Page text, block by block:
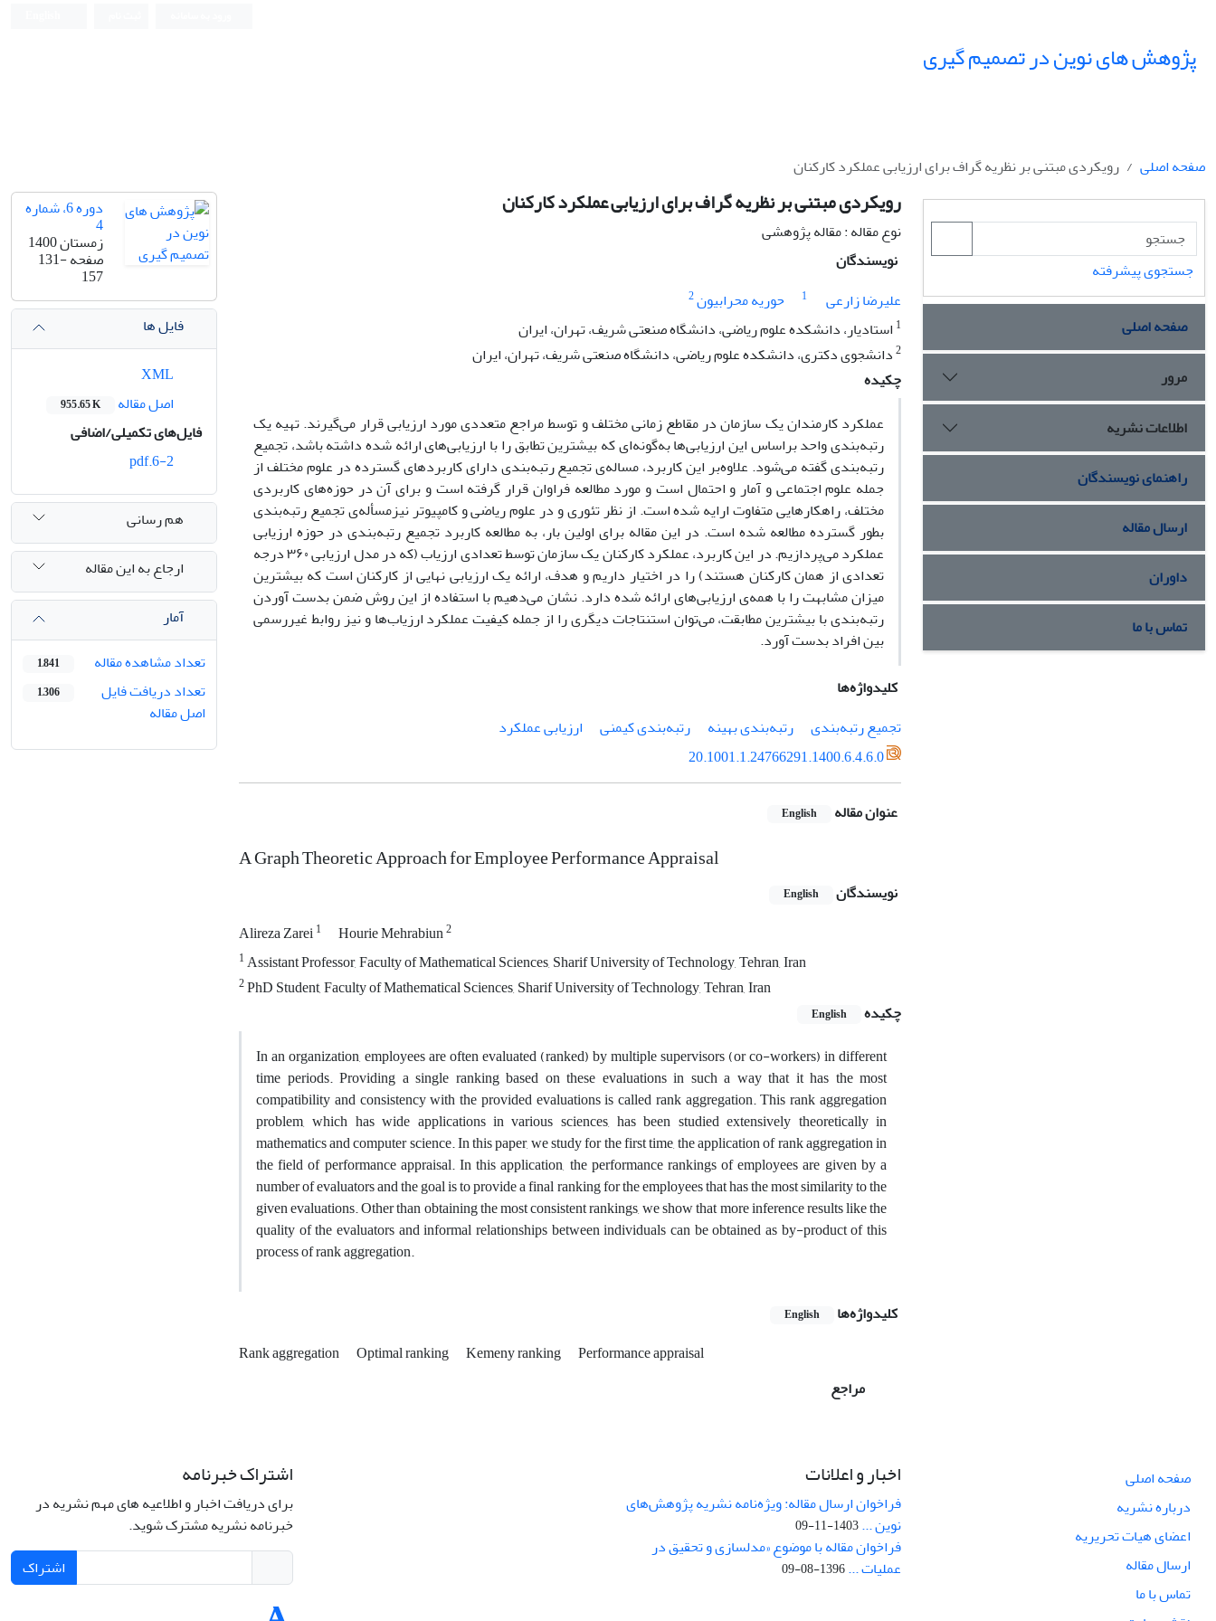
پژوهش های نوین در تصمیم گیری
صفحه اصلی رویکردی مبتنی بر نظریه گراف برای ارزیابی عملکرد کارکنان
رویکردی مبتنی بر نظریه گراف برای ارزیابی عملکرد کارکنان
نوع مقاله : مقاله پژوهشی
نویسندگان
علیرضا زارعی
1 حوریه محرابیون2
1 استادیار، دانشکده علوم ریاضی، دانشگاه صنعتی شریف، تهران، ایران
2دانشجوی دکتری، دانشکده علوم ریاضی، دانشگاه صنعتی شریف، تهران، ایران
چکیده
عملکرد کارمندان یک سازمان در مقاطع زمانی مختلف و توسط مراجع متعددی مورد ارزیابی قرار می‌گیرند. تهیه یک
رتبه‌بندی واحد براساس این ارزیابی‌ها به‌گونه‌ای که بیشترین تطابق را با ارزیابی‌های ارائه شده داشته باشد، تجمیع
رتبه‌بندی گفته می‌شود. علاوه‌بر این کاربرد، مساله‌ی تجمیع رتبه‌بندی دارای کاربردهای گسترده در علوم مختلف از
جمله علوم اجتماعی و آمار و احتمال است و مورد مطالعه فراوان قرار گرفته است و برای آن در حوزه‌های کاربردی
مختلف، راهکارهایی متفاوت ارایه شده است. از نظر تئوری و در علوم ریاضی و کامپیوتر نیزمسأله‌ی تجمیع رتبه‌بندی
بطور گسترده مطالعه شده است. در این مقاله برای اولین بار، به مطالعه کاربرد تجمیع رتبه‌بندی در حوزه ارزیابی
عملکرد می‌پردازیم. در این کاربرد، عملکرد کارکنان یک سازمان توسط تعدادی ارزیاب (که در مدل ارزیابی ۳۶۰ درجه
تعدادی از همان کارکنان هستند) را در اختیار داریم و هدف، ارائه یک ارزیابی نهایی از کارکنان است که بیشترین
میزان مشابهت را با همه‌ی ارزیابی‌های ارائه شده دارد. نشان می‌دهیم با استفاده از این روش ضمن بدست آوردن
رتبه‌بندی با بیشترین مطابقت، می‌توان استنتاجات دیگری را از جمله کیفیت عملکرد ارزیاب‌ها و نیز روابط غیررسمی
بین افراد بدست آورد.
کلیدواژه‌ها
تجمیع رتبه‌بندی
رتبه‌بندی بهینه رتبه‌بندی کیمنی
ارزیابی عملکرد
20.1001.1.24766291.1400.6.4.6.0
عنوان مقاله English
A Graph Theoretic Approach for Employee Performance Appraisal
نویسندگان English
Alireza Zarei1 Hourie Mehrabiun2
1Assistant Professor, Faculty of Mathematical Sciences, Sharif University of Technology, Tehran, Iran
2PhD Student, Faculty of Mathematical Sciences, Sharif University of Technology, Tehran, Iran
چکیده
English
In an organization, employees are often evaluated (ranked) by multiple supervisors (or co-workers) in different
time periods. Providing a single ranking based on these evaluations in such a way that it has the most
compatibility and consistency with the provided evaluations is called rank aggregation. This rank aggregation
problem, which has wide applications in various sciences, has been studied extensively theoretically in
mathematics and computer science. In this paper, we study for the first time, the application of rank aggregation in
the field of performance appraisal. In this application, the performance rankings of employees are given by a
number of evaluators and the goal is to provide a final ranking for the employees that has the most similarity to the
given evaluations. Other than obtaining the most consistent rankings, we show that more inference results like the
quality of the evaluators and informal relationships between individuals can be obtained as by-product of this
process of rank aggregation.
کلیدواژه‌ها English
Rank aggregation Optimal ranking Kemeny ranking
Performance appraisal
مراجع
دوره 6، شماره
4
زمستان 1400
صفحه131-
157
فایل ها
اصل مقاله
955.65 K
فایل‌های تکمیلی/اضافی
هم رسانی
ارجاع به این مقاله
آمار
تعداد مشاهده مقاله
1,841
تعداد دریافت فایل
اصل مقاله
1,306
جستجوی پیشرفته
صفحه اصلی
مرور
اطلاعات نشریه
راهنمای نویسندگان
ارسال مقاله
داوران
تماس با ما
صفحه اصلی
درباره نشریه
اعضای هیات تحریریه
ارسال مقاله
تماس با ما
اخبار و اعلانات
فراخوان ارسال مقاله: ویژه‌نامه نشریه پژوهش‌های
نوین ...1403-11-09
فراخوان مقاله با موضوع «مدلسازی و تحقیق در
عملیات ...1396-08-09
اشتراک خبرنامه
برای دریافت اخبار و اطلاعیه های مهم نشریه در
خبرنامه نشریه مشترک شوید.
اشتراک